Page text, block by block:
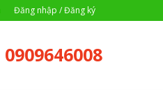
Đăng nhập / Đăng ký
0909646008